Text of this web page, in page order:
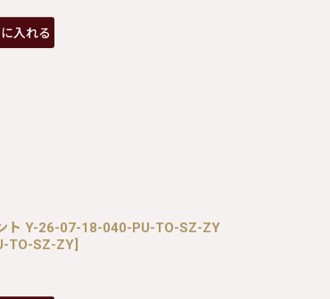
入れる
ト Y-26-07-18-040-PU-TO-SZ-ZY
TO-SZ-ZY]